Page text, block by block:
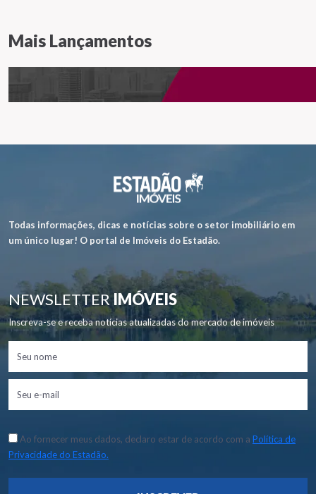
Mais Lançamentos
Todas informações, dicas e notícias sobre o setor imobiliário em
um único lugar! O portal de Imóveis do Estadão.
NEWSLETTERIMÓVEIS
Inscreva-se e receba notícias atualizadas do mercado de imóveis
Ao fornecer meus dados, declaro estar de acordo com a Política de
Privacidade do Estadão.